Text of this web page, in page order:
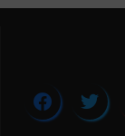
facebook twitter